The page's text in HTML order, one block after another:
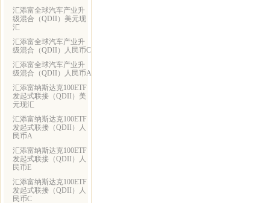
汇添富全球汽车产业升
级混合（QDII）美元现
汇
汇添富全球汽车产业升
级混合（QDII）人民币C
汇添富全球汽车产业升
级混合（QDII）人民币A
汇添富纳斯达克100ETF
发起式联接（QDII）美
元现汇
汇添富纳斯达克100ETF
发起式联接（QDII）人
民币A
汇添富纳斯达克100ETF
发起式联接（QDII）人
民币E
汇添富纳斯达克100ETF
发起式联接（QDII）人
民币C